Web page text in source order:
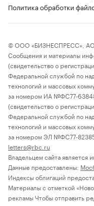
Политика обработки
© ООО «БИЗНЕСПРЕСС», АО
Сообщения и материалы
(свидетельство о
Федеральной службой по
технологий и массовых
за номером ИА №ФС77-
(свидетельство о
Федеральной службой по
технологий и массовых
за номером ЭЛ №ФС77-
letters@rbc.ru
Владельцем сайта является
Данные предоставлены:
Индексы облигаций
Материалы с отметкой
рекламы Чтобы отправить